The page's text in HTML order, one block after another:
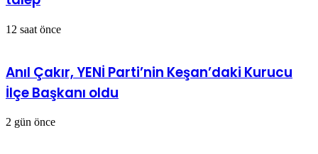
12 saat önce
Anıl Çakır, YENİ Parti’nin Keşan’daki Kurucu
İlçe Başkanı oldu
2 gün önce